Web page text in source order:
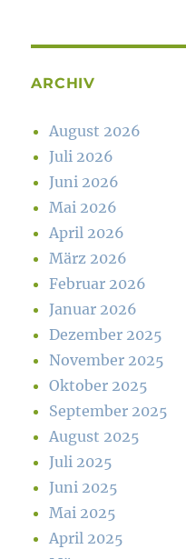
ARCHIV
August 2026
Juli 2026
Juni 2026
Mai 2026
April 2026
März 2026
Februar 2026
Januar 2026
Dezember 2025
November 2025
Oktober 2025
September 2025
August 2025
Juli 2025
Juni 2025
Mai 2025
April 2025